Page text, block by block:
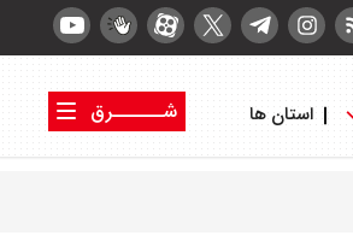
استان ها
شــــــرق